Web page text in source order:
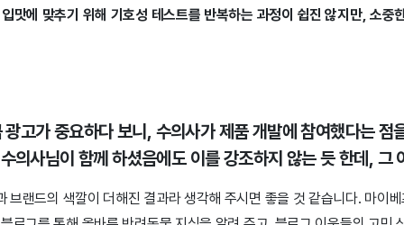
맛에 맞추기 위해 기호성 테스트를 반복하는 과정이 쉽진 않지만, 소중
고가 중요하다 보니, 수의사가 제품 개발에 참여했다는 점
의사님이 함께 하셨음에도 이를 강조하지 않는 듯 한데, 그
브랜드의 색깔이 더해진 결과라 생각해 주시면 좋을 것 같습니다. 마이